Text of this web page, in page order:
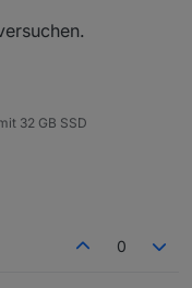
32 GB SSD
0